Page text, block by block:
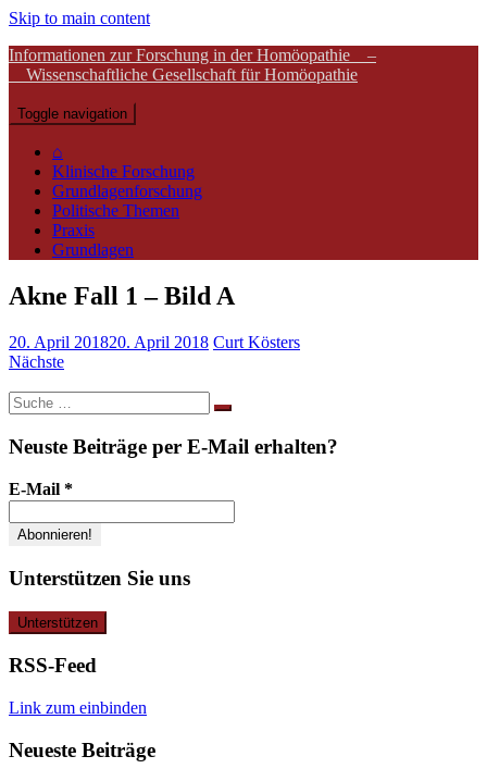
Skip to main content
Informationen zur Forschung in der Homöopathie –
Wissenschaftliche Gesellschaft für Homöopathie
Toggle navigation
⌂
Klinische Forschung
Grundlagenforschung
Politische Themen
Praxis
Grundlagen
Akne Fall 1 – Bild A
20. April 201820. April 2018 Curt Kösters
Nächste
Suche
nach:
Neuste Beiträge per E-Mail erhalten?
E-Mail *
Unterstützen Sie uns
RSS-Feed
Link zum einbinden
Neueste Beiträge